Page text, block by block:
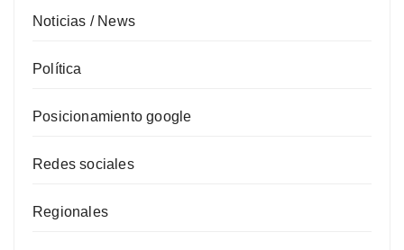
Noticias / News
Política
Posicionamiento google
Redes sociales
Regionales